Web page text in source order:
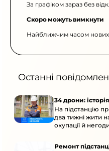
За графіком зараз без
Скоро можуть вимкнути
Найближчим часом
Останні
34 дрони:
На підстанцію
два тижні жити
окупації й
Ремонт